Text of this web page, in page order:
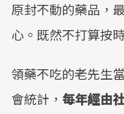
原封不動的藥品，
心。既然不打算按
領藥不吃的老先生
會統計， 每年經由